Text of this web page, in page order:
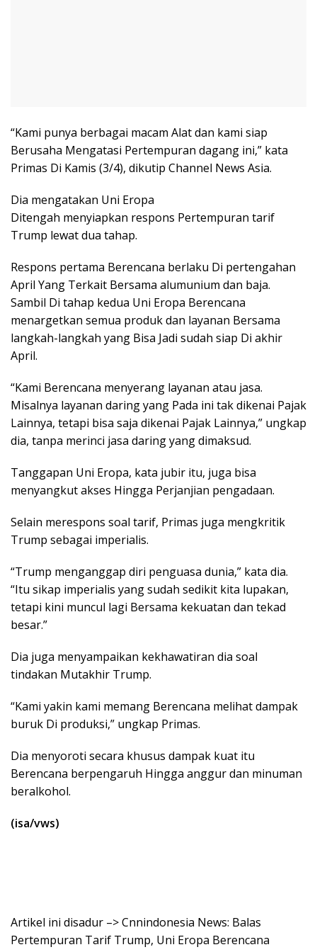
“Kami punya berbagai macam Alat dan kami siap
Berusaha Mengatasi Pertempuran dagang ini,” kata
Primas Di Kamis (3/4), dikutip Channel News Asia.
Dia mengatakan Uni Eropa
Ditengah menyiapkan respons Pertempuran tarif
Trump lewat dua tahap.
Respons pertama Berencana berlaku Di pertengahan
April Yang Terkait Bersama alumunium dan baja.
Sambil Di tahap kedua Uni Eropa Berencana
menargetkan semua produk dan layanan Bersama
langkah-langkah yang Bisa Jadi sudah siap Di akhir
April.
“Kami Berencana menyerang layanan atau jasa.
Misalnya layanan daring yang Pada ini tak dikenai Pajak
Lainnya, tetapi bisa saja dikenai Pajak Lainnya,” ungkap
dia, tanpa merinci jasa daring yang dimaksud.
Tanggapan Uni Eropa, kata jubir itu, juga bisa
menyangkut akses Hingga Perjanjian pengadaan.
Selain merespons soal tarif, Primas juga mengkritik
Trump sebagai imperialis.
“Trump menganggap diri penguasa dunia,” kata dia.
“Itu sikap imperialis yang sudah sedikit kita lupakan,
tetapi kini muncul lagi Bersama kekuatan dan tekad
besar.”
Dia juga menyampaikan kekhawatiran dia soal
tindakan Mutakhir Trump.
“Kami yakin kami memang Berencana melihat dampak
buruk Di produksi,” ungkap Primas.
Dia menyoroti secara khusus dampak kuat itu
Berencana berpengaruh Hingga anggur dan minuman
beralkohol.
(isa/vws)
Artikel ini disadur –> Cnnindonesia News: Balas
Pertempuran Tarif Trump, Uni Eropa Berencana